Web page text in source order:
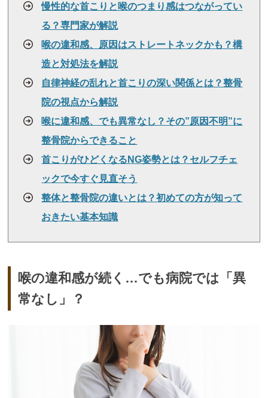
慢性的な首こりと喉のつまり感はつながってい
る？専門家が解説
喉の違和感、原因はストレートネックかも？構
造と対処法を解説
自律神経の乱れと首こりの深い関係とは？整骨
院の視点から解説
喉に違和感、でも異常なし？その”原因不明”に
整骨院からできること
首こりがひどくなるNG姿勢とは？セルフチェ
ックで今すぐ見直そう
整体と整骨院の違いとは？初めての方が知って
おきたい基本知識
喉の違和感が続く…でも病院では「異
常なし」？